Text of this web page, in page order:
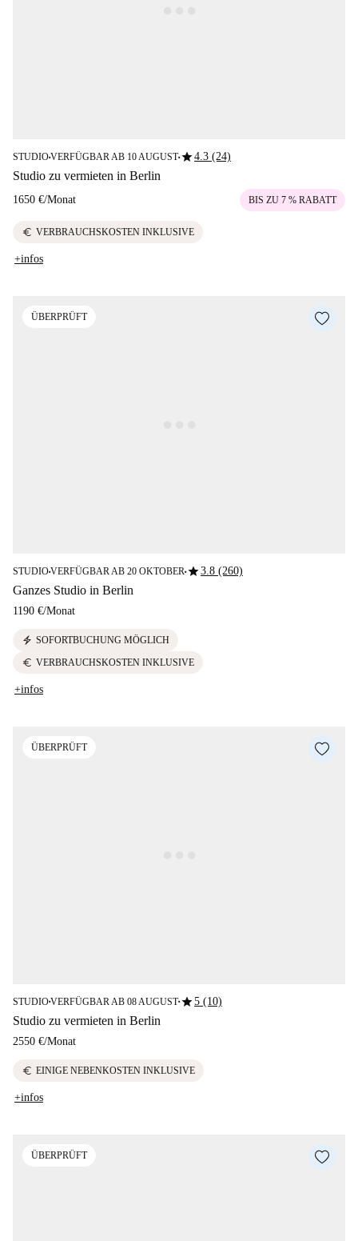
STUDIO■VERFÜGBAR AB 10 AUGUST■star4.3 (24)
Studio zu vermieten in Berlin
1650 €/Monat BIS ZU 7 % RABATT
euro VERBRAUCHSKOSTEN INKLUSIVE
+infos
ÜBERPRÜFT
STUDIO■VERFÜGBAR AB 20 OKTOBER■star3.8 (260)
Ganzes Studio in Berlin
1190 €/Monat
electric_bolt SOFORTBUCHUNG MÖGLICH
euro VERBRAUCHSKOSTEN INKLUSIVE
+infos
ÜBERPRÜFT
STUDIO■VERFÜGBAR AB 08 AUGUST■star5 (10)
Studio zu vermieten in Berlin
2550 €/Monat
euro EINIGE NEBENKOSTEN INKLUSIVE
+infos
ÜBERPRÜFT